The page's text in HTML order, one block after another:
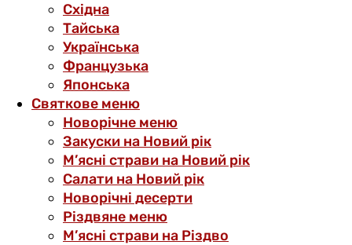
Східна
Тайська
Українська
Французька
Японська
Святкове меню
Новорічне меню
Закуски на Новий рік
М’ясні страви на Новий рік
Салати на Новий рік
Новорічні десерти
Різдвяне меню
М’ясні страви на Різдво